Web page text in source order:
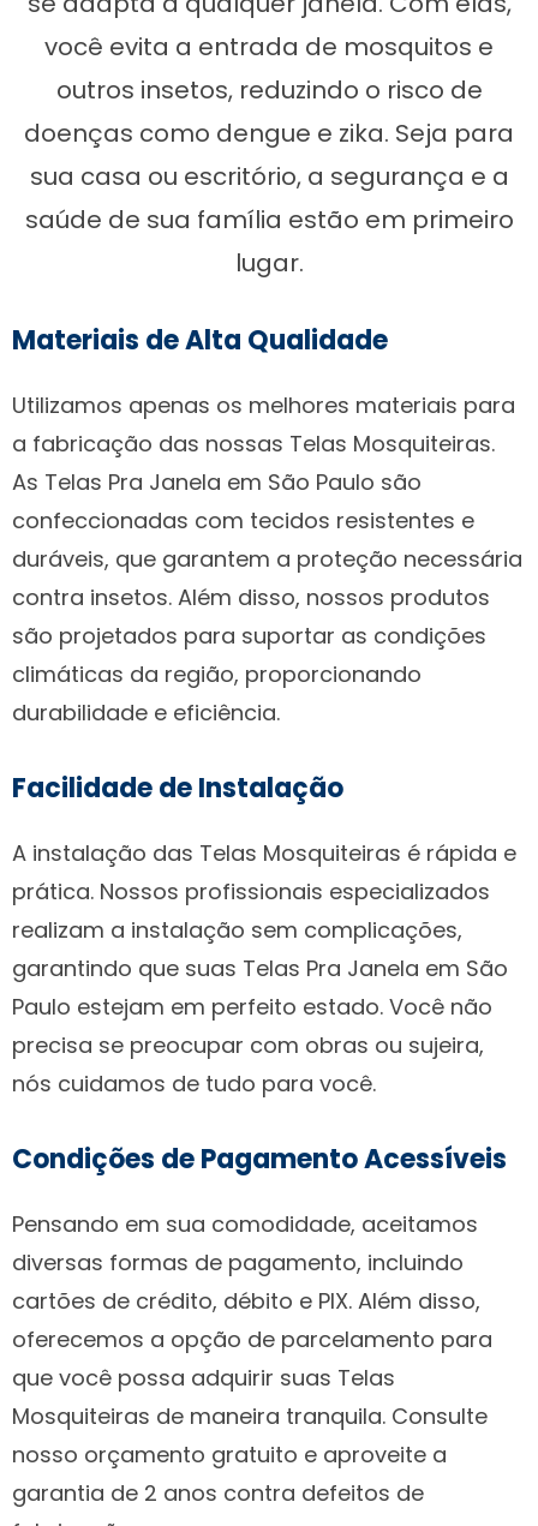
você evita a entrada de mosquitos e
outros insetos, reduzindo o risco de
doenças como dengue e zika. Seja para
sua casa ou escritório, a segurança e a
saúde de sua família estão em primeiro
lugar.
Materiais de Alta Qualidade
Utilizamos apenas os melhores materiais para
a fabricação das nossas Telas Mosquiteiras.
As Telas Pra Janela em São Paulo são
confeccionadas com tecidos resistentes e
duráveis, que garantem a proteção necessária
contra insetos. Além disso, nossos produtos
são projetados para suportar as condições
climáticas da região, proporcionando
durabilidade e eficiência.
Facilidade de Instalação
A instalação das Telas Mosquiteiras é rápida e
prática. Nossos profissionais especializados
realizam a instalação sem complicações,
garantindo que suas Telas Pra Janela em São
Paulo estejam em perfeito estado. Você não
precisa se preocupar com obras ou sujeira,
nós cuidamos de tudo para você.
Condições de Pagamento Acessíveis
Pensando em sua comodidade, aceitamos
diversas formas de pagamento, incluindo
cartões de crédito, débito e PIX. Além disso,
oferecemos a opção de parcelamento para
que você possa adquirir suas Telas
Mosquiteiras de maneira tranquila. Consulte
nosso orçamento gratuito e aproveite a
garantia de 2 anos contra defeitos de